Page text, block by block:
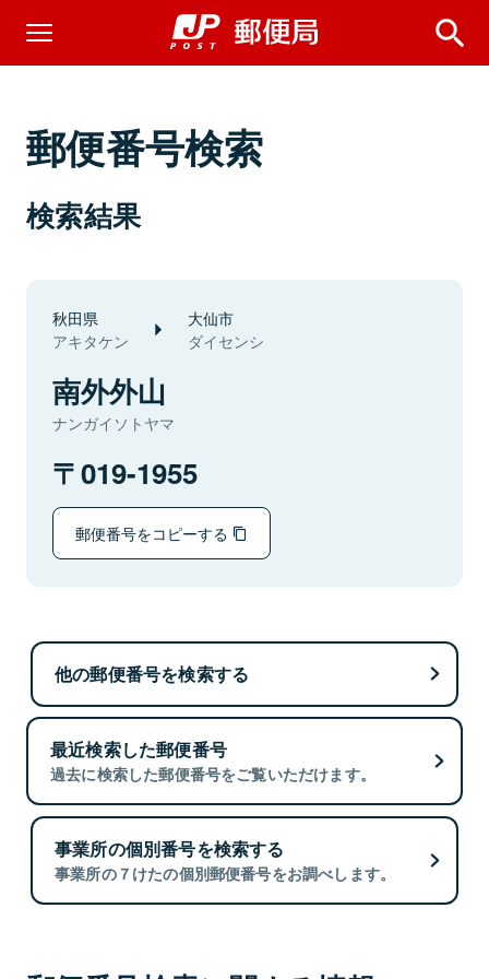
郵便番号検索
検索結果
秋田県
アキタケン
大仙市
ダイセンシ
南外外山
ナンガイソトヤマ
019-1955
郵便番号をコピーする
他の郵便番号を検索する
最近検索した郵便番号
過去に検索した郵便番号をご覧いただけます。
事業所の個別番号を検索する
事業所の７けたの個別郵便番号をお調べします。